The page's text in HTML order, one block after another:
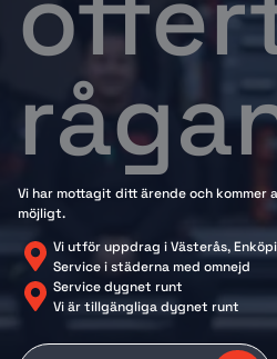
Vi har mottagit ditt ärende och kommer
möjligt.
Vi utför uppdrag i Västerås,
Service i städerna med omnejd
Service dygnet runt
Vi är tillgängliga dygnet runt